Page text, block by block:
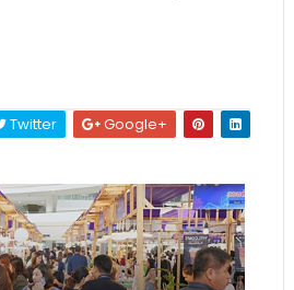
Twitter Google+